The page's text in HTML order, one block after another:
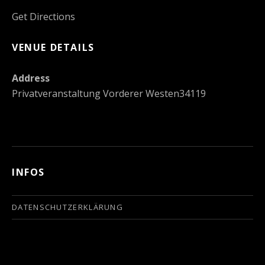
Get Directions
VENUE DETAILS
Address
PrivatveranstaltungVorderer Westen34119
INFOS
DATENSCHUTZERKLÄRUNG